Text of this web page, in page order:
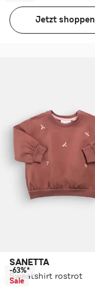
Jetzt shoppen
SANETTA
Sweatshirt rostrot
-63%*
Sale